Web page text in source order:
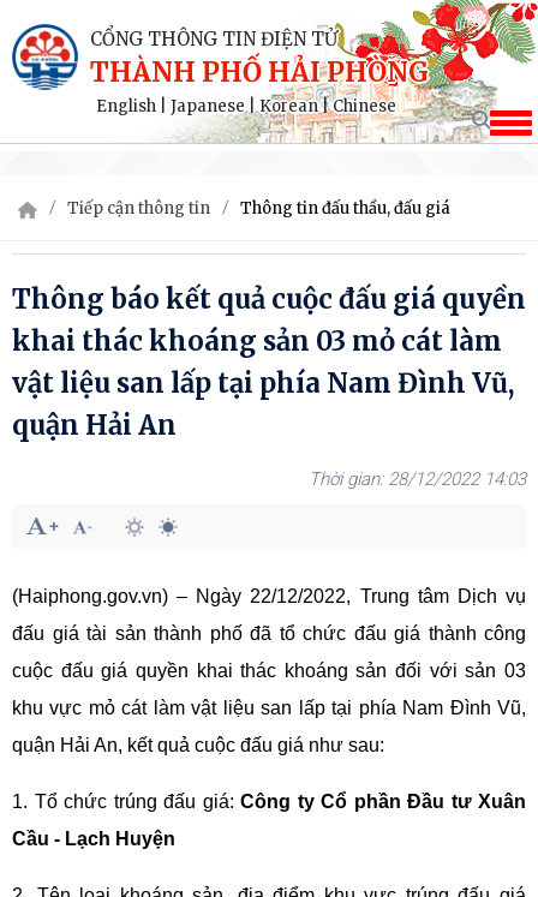
CỔNG THÔNG TIN ĐIỆN TỬ
THÀNH PHỐ HẢI PHÒNG
English Japanese|Korean|Chinese
Tiếp cận thông tin Thông tin đấu thầu, đấu giá
Thông báo kết quả cuộc đấu giá quyền
khai thác khoáng sản 03 mỏ cát làm
vật liệu san lấp tại phía Nam Đình Vũ,
quận Hải An
28/12/2022 14:03
(Haiphong.gov.vn) – Ngày 22/12/2022, Trung tâm Dịch vụ
đấu giá tài sản thành phố đã tổ chức đấu giá thành công
cuộc đấu giá quyền khai thác khoáng sản đối với sản 03
khu vực mỏ cát làm vật liệu san lấp tại phía Nam Đình Vũ,
quận Hải An, kết quả cuộc đấu giá như sau:
1. Tổ chức trúng đấu giá: Công ty Cổ phần Đầu tư Xuân
Cầu - Lạch Huyện